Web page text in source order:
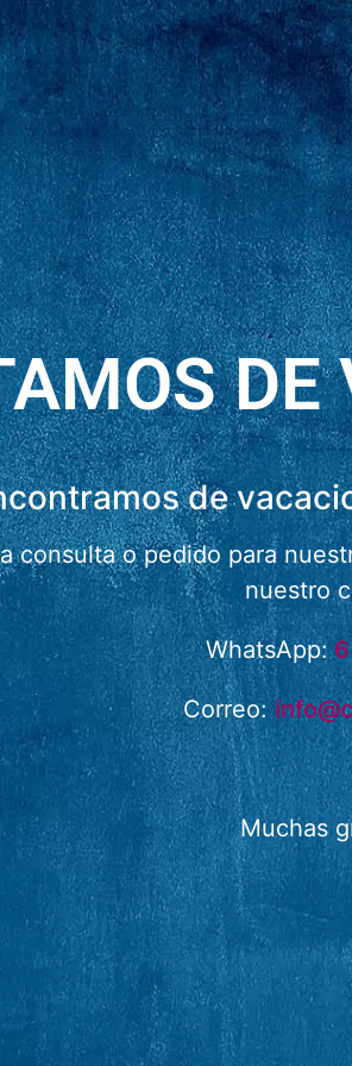
DE
de
consulta o pedido para
nuestro
WhatsApp:
Correo:
Muchas